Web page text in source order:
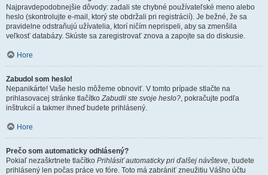
Najpravdepodobnejšie dôvody: zadali ste chybné používateľské meno alebo
heslo (skontrolujte e-mail, ktorý ste obdržali pri registrácií). Je bežné, že sa
pravidelne odstraňujú užívatelia, ktorí ničím neprispeli, aby sa zmenšila
veľkosť databázy. Skúste sa zaregistrovať znova a zapojte sa do diskusie.
Hore
Zabudol som heslo!
Nepanikárte! Vaše heslo môžeme obnoviť. V tomto prípade stlačte na
prihlasovacej stránke tlačítkoZabudli ste svoje heslo?, pokračujte podľa
inštrukcií a takmer ihneď budete prihlásený.
Hore
Prečo som automaticky odhlásený?
Pokiaľ nezaškrtnete tlačítko Prihlásiť automaticky pri ďalšej návšteve, budete
prihlásený len počas práce vo fóre. Toto má zabrániť zneužitiu Vášho účtu